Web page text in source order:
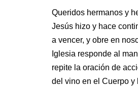
Queridos hermanos y
Jesús hizo y hace
a vencer, y obre en
Iglesia responde al
repite la oración de
del vino en el Cuerpo y